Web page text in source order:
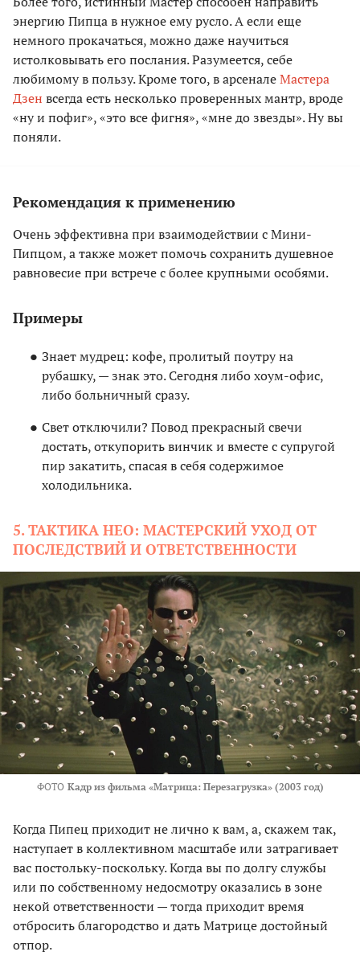
энергию Пипца в нужное ему русло. А если еще
немного прокачаться, можно даже научиться
истолковывать его послания. Разумеется, себе
любимому в пользу. Кроме того, в арсеналеМастера
Дзен всегда есть несколько проверенных мантр, вроде
«ну и пофиг», «это все фигня», «мне до звезды». Ну вы
поняли.
Рекомендация к применению
Очень эффективна при взаимодействии с Мини-
Пипцом, а также может помочь сохранить душевное
равновесие при встрече с более крупными особями.
Примеры
Знает мудрец: кофе, пролитый поутру на
рубашку, — знак это. Сегодня либо хоум-офис,
либо больничный сразу.
Свет отключили? Повод прекрасный свечи
достать, откупорить винчик и вместе с супругой
пир закатить, спасая в себя содержимое
холодильника.
5. ТАКТИКА НЕО: МАСТЕРСКИЙ УХОД ОТ
ПОСЛЕДСТВИЙ И ОТВЕТСТВЕННОСТИ
ФОТО Кадр из фильма «Матрица: Перезагрузка» (2003 год)
Когда Пипец приходит не лично к вам, а, скажем так,
наступает в коллективном масштабе или затрагивает
вас постольку-поскольку. Когда вы по долгу службы
или по собственному недосмотру оказались в зоне
некой ответственности — тогда приходит время
отбросить благородство и дать Матрице достойный
отпор.